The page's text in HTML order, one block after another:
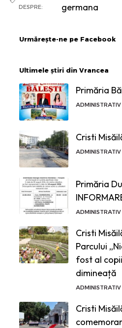
DESPRE:
germana
Urmărește-ne pe Facebook
Ultimele știri din Vrancea
Primăria
ADMINISTRATIV
Cristi
ADMINISTRATIV
Primăria
ADMINISTRATIV
Cristi
Parcului
fost al
dimineață
ADMINISTRATIV
Cristi